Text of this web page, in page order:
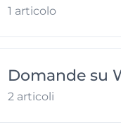
1 articolo
Domande su
2 articoli